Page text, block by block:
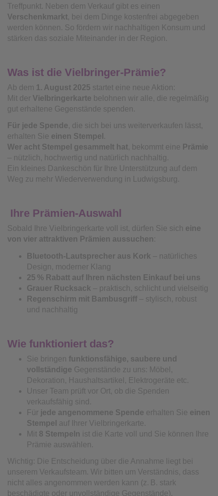
Treffpunkt. Neben dem Verkauf gibt es einen
Verschenkmarkt, bei dem Dinge kostenfrei abgegeben
werden können. So fördern wir nachhaltigen Konsum und
stärken das soziale Miteinander in der Region.
Was ist die Vielbringer‑Prämie?
Ab dem 1. August 2025 startet eine neue Aktion:
Mit der Vielbringerkarte belohnen wir alle, die regelmäßig
gut erhaltene Gegenstände spenden.
Für jede Spende, die sich bei uns weiterverkaufen lässt,
erhalten Sie einen Stempel .
Wer acht Stempel gesammelt hat, bekommt eine Prämie
– nützlich, hochwertig und natürlich nachhaltig.
Ein kleines Dankeschön für Ihre Unterstützung auf dem
Weg zu mehr Wiederverwendung in Ludwigsburg.
Ihre Prämien-Auswahl
Sobald Ihre Vielbringerkarte voll ist, dürfen Sie sich eine
von vier attraktiven Prämien aussuchen :
Bluetooth-Lautsprecher aus Kork – natürliches
Design, moderner Klang
25 % Rabatt auf Ihren nächsten Einkauf bei uns
Grauer Rucksack – praktisch, schlicht und vielseitig
Regenschirm mit Bambusgriff – stylisch, robust
und nachhaltig
Wie funktioniert das?
Sie bringen funktionsfähige, saubere und
vollständige Gegenstände zu uns: Möbel,
Dekoration, Haushaltsartikel, Elektrogeräte etc.
Unser Team prüft vor Ort, ob die Spenden
verkaufsfähig sind.
Für jede angenommene Spende erhalten Sie einen
Stempel auf Ihrer Vielbringerkarte.
Mit 8 Stempeln ist die Karte voll und Sie können Ihre
Prämie auswählen.
Wichtig: Die Entscheidung über die Annahme liegt bei
unserem Verkaufsteam. Wir bitten um Verständnis, dass
nicht alles angenommen werden kann (z. B. stark
beschädigte oder unvollständige Gegenstände).